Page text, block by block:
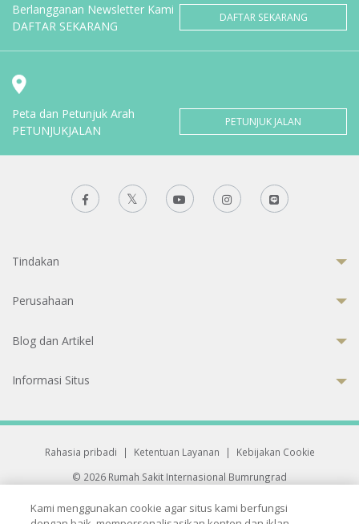
Berlangganan Newsletter Kami
DAFTAR SEKARANG
DAFTAR SEKARANG
Peta dan Petunjuk Arah
PETUNJUKJALAN
PETUNJUK JALAN
Tindakan
Perusahaan
Blog dan Artikel
Informasi Situs
Rahasia pribadi | Ketentuan Layanan |
Kebijakan Cookie
© 2026 Rumah Sakit Internasional Bumrungrad
33 Sukhumvit 3, Wattana, Bangkok 10110 Thailand.
Kami menggunakan cookie agar situs kami berfungsi